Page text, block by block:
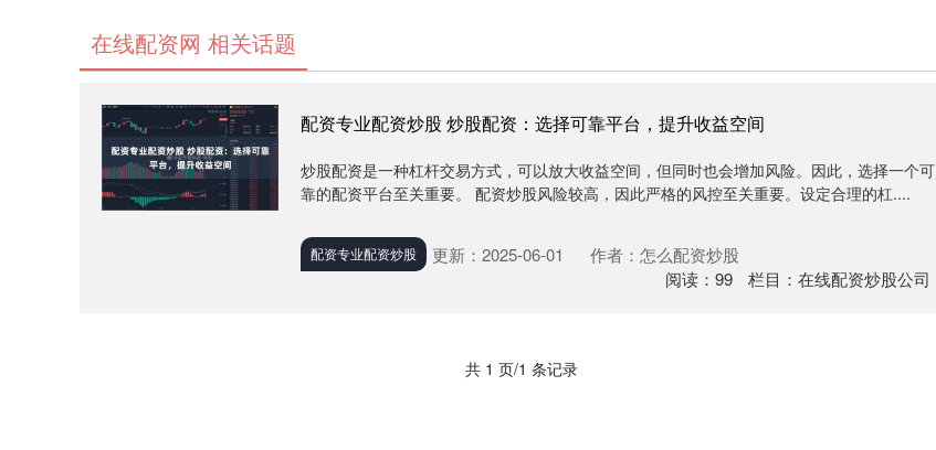
在线配资网 相关话题
配资专业配资炒股 炒股配资：选择可靠平台，提升收益空间
炒股配资是一种杠杆交易方式，可以放大收益空间，但同时也会增加风险。因此，选择一个可
靠的配资平台至关重要。 配资炒股风险较高，因此严格的风控至关重要。设定合理的杠....
配资专业配资炒股 更新：2025-06-01
作者：怎么配资炒股
阅读： 99 栏目： 在线配资炒股公司
共 1 页/1 条记录